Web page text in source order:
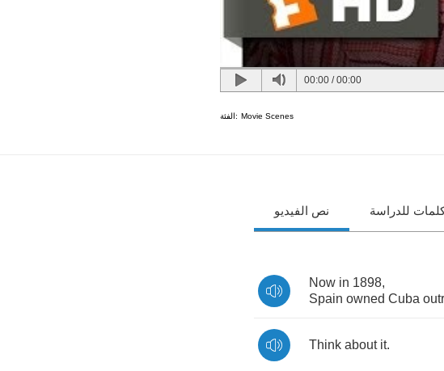
00:00 /00:00
الفئة: Movie Scenes
نص الفيديو للدراسة
Now in 1898,
Spain owned Cuba
Think about it.